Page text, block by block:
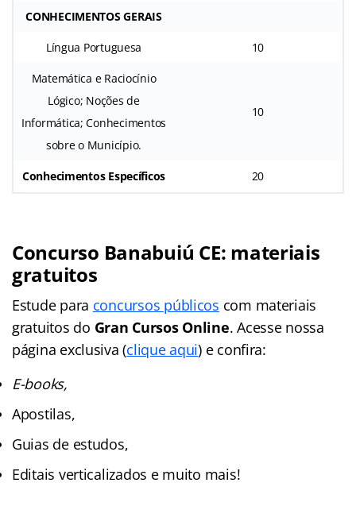
CONHECIMENTOS GERAIS
Língua Portuguesa 10
Matemática e Raciocínio
Lógico; Noções de
Informática; Conhecimentos
sobre o Município.
10
Conhecimentos Específicos 20
Concurso Banabuiú CE: materiais
gratuitos
Estude para concursos públicos com materiais
gratuitos do Gran Cursos Online. Acesse nossa
página exclusiva (clique aqui) e confira:
E-books,
Apostilas,
Guias de estudos,
Editais verticalizados e muito mais!